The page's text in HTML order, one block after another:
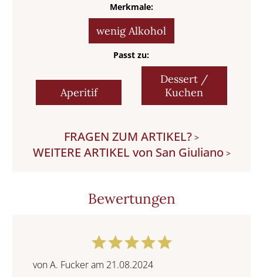
Merkmale:
wenig Alkohol
Passt zu:
Aperitif
Dessert /
Kuchen
FRAGEN ZUM ARTIKEL? >
WEITERE ARTIKEL von San Giuliano >
Bewertungen
von A. Fucker am 21.08.2024